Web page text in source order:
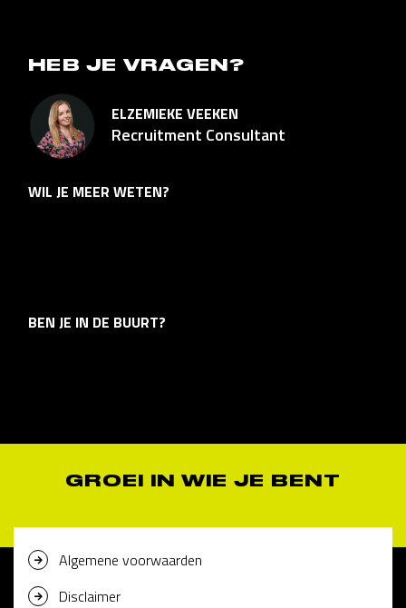
HEB JE VRAGEN?
ELZEMIEKE VEEKEN
Recruitment Consultant
WIL JE MEER WETEN?
BEN JE IN DE BUURT?
GROEI IN WIE JE BENT
Algemene voorwaarden
Disclaimer